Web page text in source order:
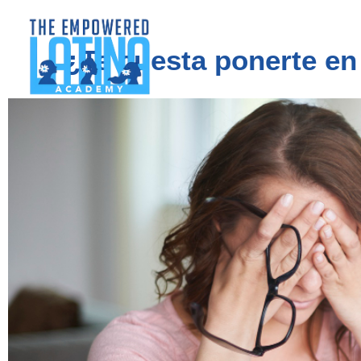
¿Te cuesta ponerte